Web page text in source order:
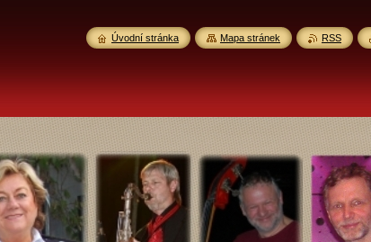
Úvodní stránka Mapa stránek RSS